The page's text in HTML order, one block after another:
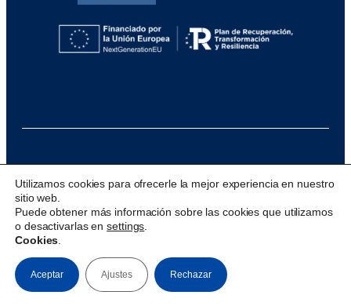
@ 2026 Visualfy
Design & development: acceseo
Utilizamos cookies para ofrecerle la mejor experiencia en nuestro
sitio web.
Puede obtener más información sobre las cookies que utilizamos
o desactivarlas ensettings
Cookies
Aceptar Rechazar
Ajustes